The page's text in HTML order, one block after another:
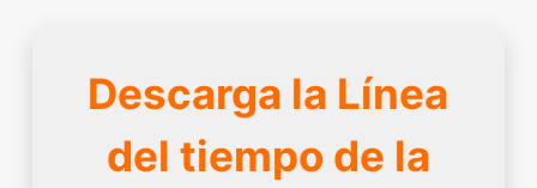
Descarga la Línea
del tiempo de la